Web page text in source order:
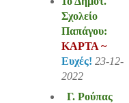
Σχολείο
Παπάγου:
ΚΑΡΤΑ ~
Ευχές! 23-12-
2022
Γ. Ρούπας